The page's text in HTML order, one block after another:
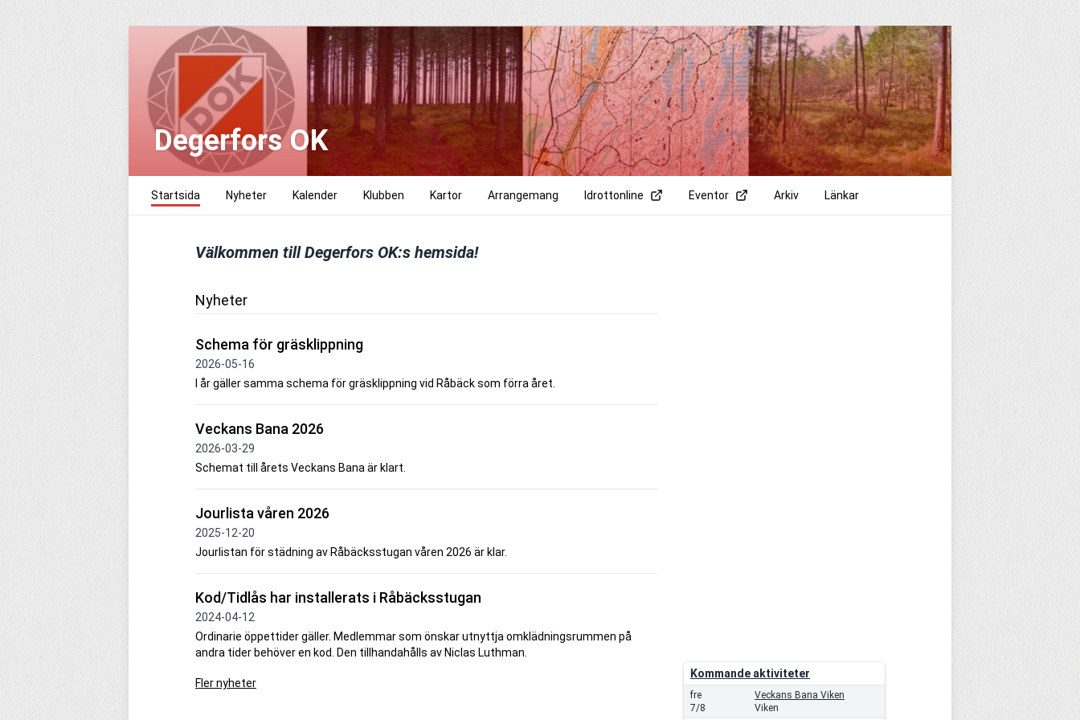
Degerfors OK
Startsida Nyheter Kalender Klubben Kartor Arrangemang Idrottonline Eventor Arkiv Länkar
Välkommen till Degerfors OK:s hemsida!
Nyheter
Schema för gräsklippning
2026-05-16
I år gäller samma schema för gräsklippning vid Råbäck som förra året.
Veckans Bana 2026
2026-03-29
Schemat till årets Veckans Bana är klart.
Jourlista våren 2026
2025-12-20
Jourlistan för städning av Råbäcksstugan våren 2026 är klar.
Kod/Tidlås har installerats i Råbäcksstugan
2024-04-12
Ordinarie öppettider gäller. Medlemmar som önskar utnyttja omklädningsrummen på
andra tider behöver en kod. Den tillhandahålls av Niclas Luthman.
Fler nyheter
Kommande aktiviteter
fre
7/8
Veckans Bana Viken
Viken